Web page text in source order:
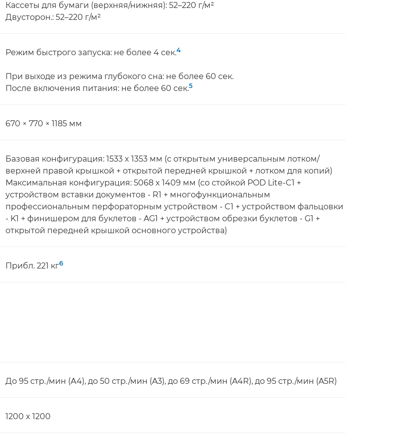
Кассеты для бумаги (верхняя/нижняя): 52–220 г/м²
Двусторон.: 52–220 г/м²
Режим быстрого запуска: не более 4 сек.4
При выходе из режима глубокого сна: не более 60 сек.
После включения питания: не более 60 сек.5
670 × 770 × 1185 мм
Базовая конфигурация: 1533 x 1353 мм (с открытым универсальным лотком/
верхней правой крышкой + открытой передней крышкой + лотком для копий)
Максимальная конфигурация: 5068 x 1409 мм (со стойкой POD Lite-C1 +
устройством вставки документов - R1 + многофункциональным
профессиональным перфораторным устройством - C1 + устройством фальцовки
- K1 + финишером для буклетов - AG1 + устройством обрезки буклетов - G1 +
открытой передней крышкой основного устройства)
Прибл. 221 кг6
До 95 стр./мин (А4), до 50 стр./мин (A3), до 69 стр./мин (A4R), до 95 стр./мин (A5R)
1200 x 1200